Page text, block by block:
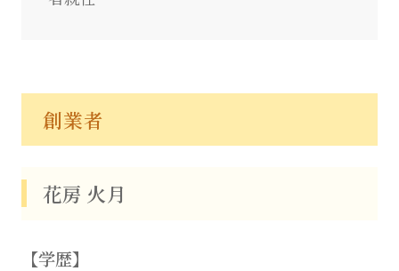
創業者
花房 火月
【学歴】